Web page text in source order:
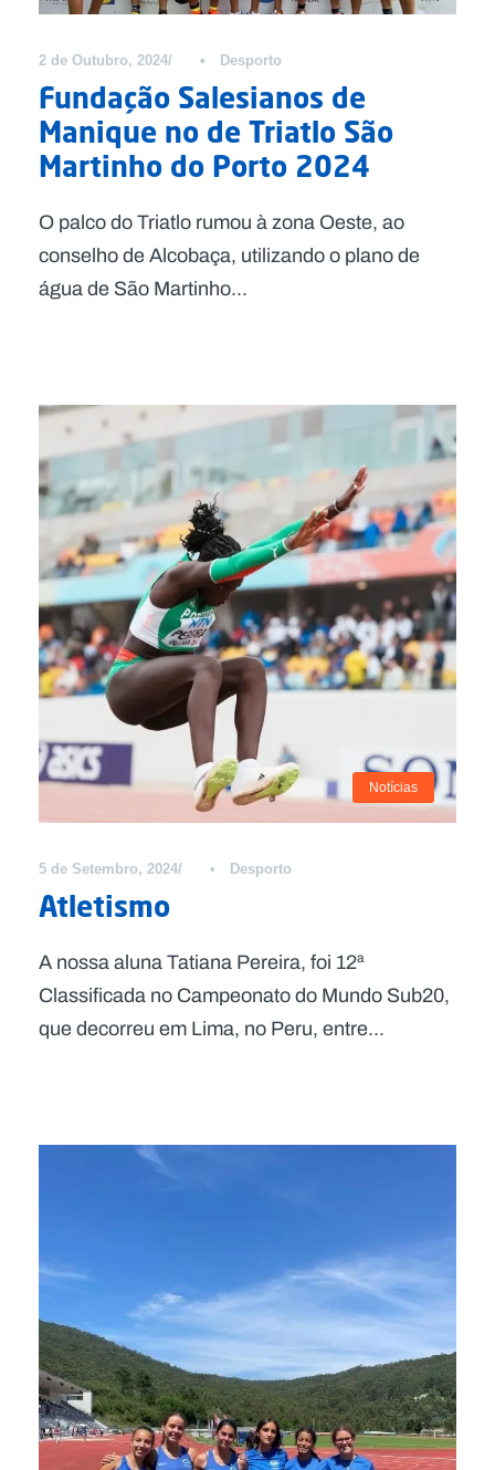
2 de Outubro, 2024 • Desporto
Fundação Salesianos de
Manique no de Triatlo São
Martinho do Porto 2024
O palco do Triatlo rumou à zona Oeste, ao
conselho de Alcobaça, utilizando o plano de
água de São Martinho...
Notícias
5 de Setembro, 2024 • Desporto
Atletismo
A nossa aluna Tatiana Pereira, foi 12ª
Classificada no Campeonato do Mundo Sub20,
que decorreu em Lima, no Peru, entre...